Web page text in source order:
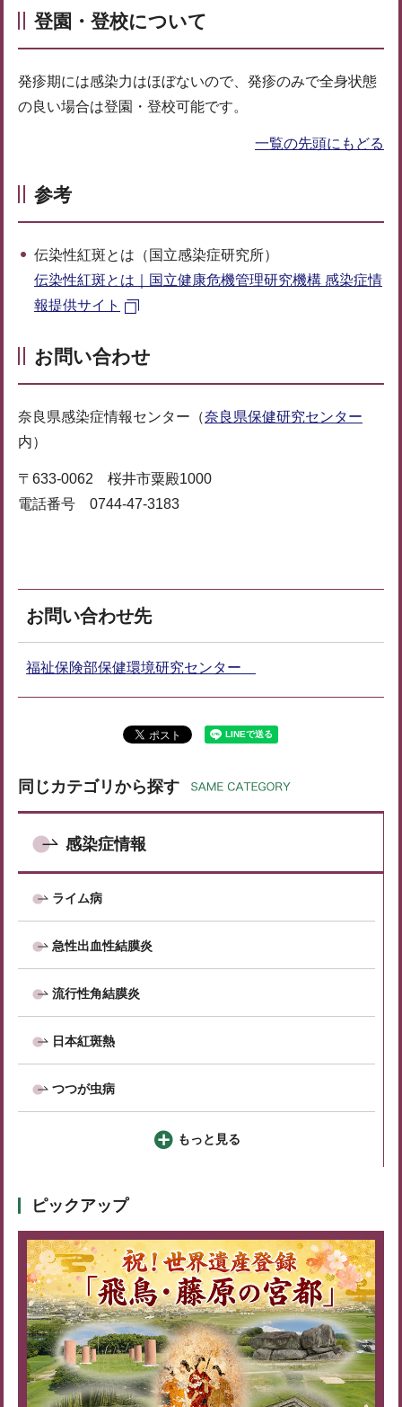
登園・登校について
発疹期には感染力はほぼないので、発疹のみで全身状態
の良い場合は登園・登校可能です。
一覧の先頭にもどる
参考
伝染性紅斑とは（国立感染症研究所）
伝染性紅斑とは｜国立健康危機管理研究機構 感染症情
報提供サイト
お問い合わせ
奈良県感染症情報センター（奈良県保健研究センター
内）
〒633-0062 桜井市粟殿1000
電話番号 0744-47-3183
お問い合わせ先
福祉保険部保健環境研究センター
同じカテゴリから探す
感染症情報
ライム病
急性出血性結膜炎
流行性角結膜炎
日本紅斑熱
つつが虫病
もっと見る
ピックアップ